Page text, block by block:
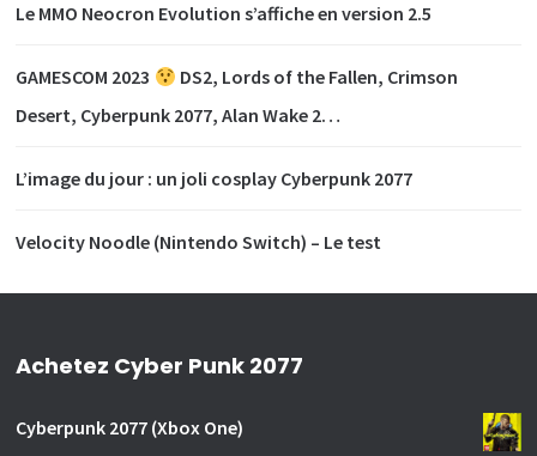
Le MMO Neocron Evolution s’affiche en version 2.5
GAMESCOM 2023
DS2, Lords of the Fallen, Crimson
Desert, Cyberpunk 2077, Alan Wake 2…
L’image du jour : un joli cosplay Cyberpunk 2077
Velocity Noodle (Nintendo Switch) – Le test
Achetez Cyber Punk 2077
Cyberpunk 2077 (Xbox One)